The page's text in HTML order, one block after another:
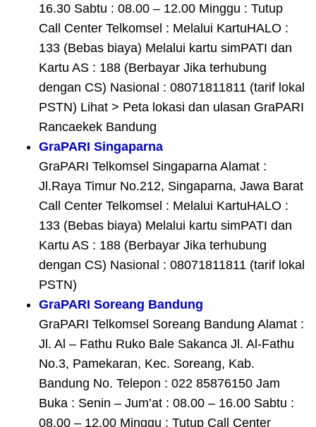
16.30 Sabtu : 08.00 – 12.00 Minggu : Tutup
Call Center Telkomsel : Melalui KartuHALO :
133 (Bebas biaya) Melalui kartu simPATI dan
Kartu AS : 188 (Berbayar Jika terhubung
dengan CS) Nasional : 08071811811 (tarif lokal
PSTN) Lihat > Peta lokasi dan ulasan GraPARI
Rancaekek Bandung
GraPARI Singaparna
GraPARI Telkomsel Singaparna Alamat :
Jl.Raya Timur No.212, Singaparna, Jawa Barat
Call Center Telkomsel : Melalui KartuHALO :
133 (Bebas biaya) Melalui kartu simPATI dan
Kartu AS : 188 (Berbayar Jika terhubung
dengan CS) Nasional : 08071811811 (tarif lokal
PSTN)
GraPARI Soreang Bandung
GraPARI Telkomsel Soreang Bandung Alamat :
Jl. Al – Fathu Ruko Bale Sakanca Jl. Al-Fathu
No.3, Pamekaran, Kec. Soreang, Kab.
Bandung No. Telepon : 022 85876150 Jam
Buka : Senin – Jum’at : 08.00 – 16.00 Sabtu :
08.00 – 12.00 Minggu : Tutup Call Center